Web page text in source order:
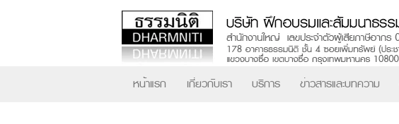
หน้าแรก เกี่ยวกับเรา บริการ ข่าวสารและบทความ